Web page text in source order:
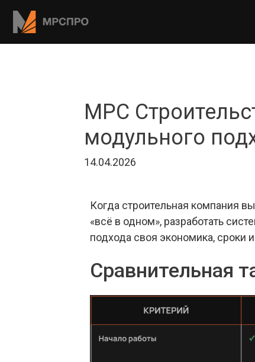
МРС
модульного
14.04.2026
Когда строительная компания
«всё в одном», разработать
подхода своя экономика, сроки
Сравнительная